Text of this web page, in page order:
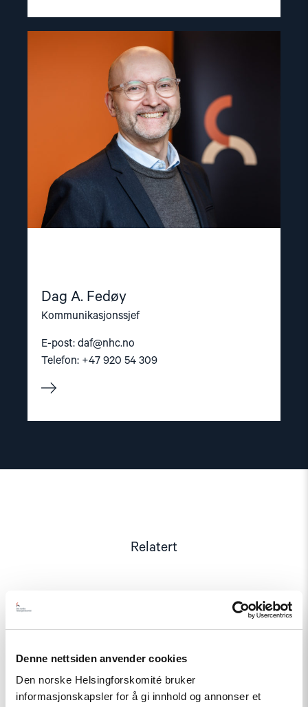
Denne nettsiden anvender cookies
Den norske Helsingforskomité bruker
informasjonskapsler for å gi innhold og annonser et
Dag A. Fedøy
Kommunikasjonssjef
E-post: daf@nhc.no
Telefon: +47 920 54 309
article
"Dag
Fedøy"
Relatert
støtte
Haag
til